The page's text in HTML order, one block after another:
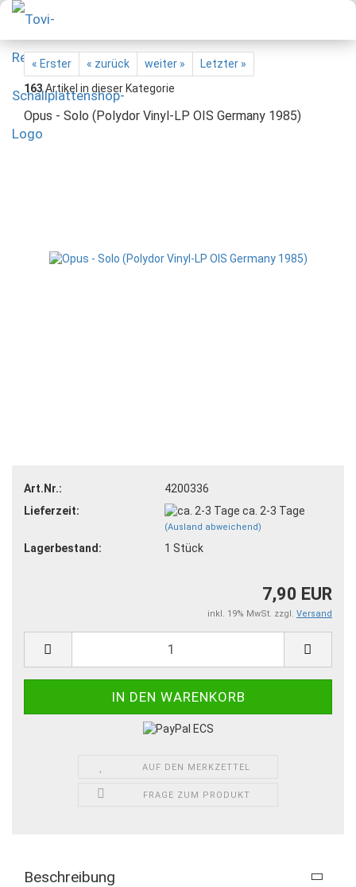
« Erster « zurück weiter »
Letzter »
163Artikel in dieser Kategorie
Opus - Solo (Polydor Vinyl-LP OIS Germany 1985)
Art.Nr.:
4200336
Lieferzeit:
ca. 2-3 Tage
(Ausland abweichend)
Lagerbestand: 1 Stück
7,90 EUR
inkl. 19% MwSt. zzgl. Versand
AUF DEN MERKZETTEL
FRAGE ZUM PRODUKT
Beschreibung